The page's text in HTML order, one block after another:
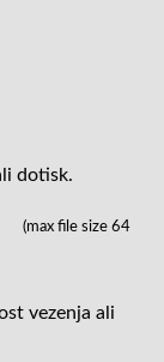
dotisk.
(max file size 64
vezenja ali